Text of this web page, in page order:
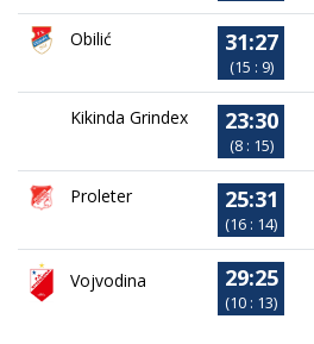
Obilić 31:27
(15 : 9)
Kikinda Grindex 23:30
(8 : 15)
Proleter 25:31
(16 : 14)
Vojvodina 29:25
(10 : 13)